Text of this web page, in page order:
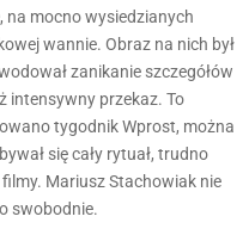
na mocno wysiedzianych
wannie. Obraz na nich był
zanikanie szczegółów
intensywny przekaz. To
tygodnik Wprost, można
się cały rytuał, trudno
Mariusz Stachowiak nie
swobodnie.